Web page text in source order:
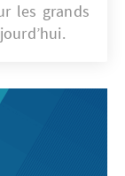
les grands